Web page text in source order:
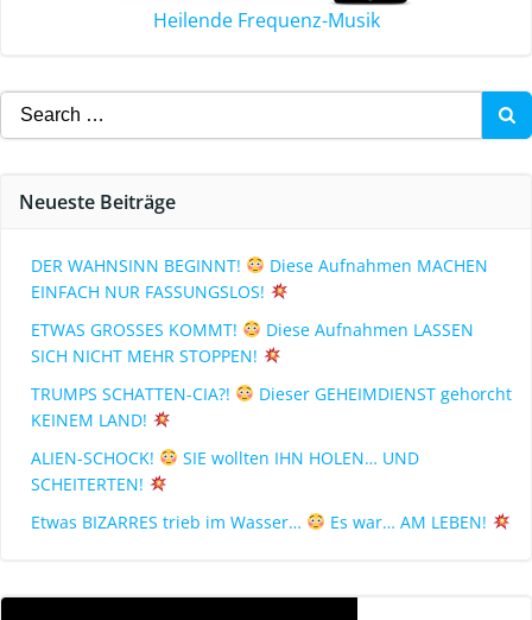
Heilende Frequenz-Musik
Neueste Beiträge
DER WAHNSINN BEGINNT!
Diese Aufnahmen MACHEN
EINFACH NUR FASSUNGSLOS!
ETWAS GROSSES KOMMT!
Diese Aufnahmen LASSEN
SICH NICHT MEHR STOPPEN!
TRUMPS SCHATTEN-CIA?!
Dieser GEHEIMDIENST gehorcht
KEINEM LAND!
ALIEN-SCHOCK!
SIE wollten IHN HOLEN… UND
SCHEITERTEN!
Etwas BIZARRES trieb im Wasser…
Es war… AM LEBEN!